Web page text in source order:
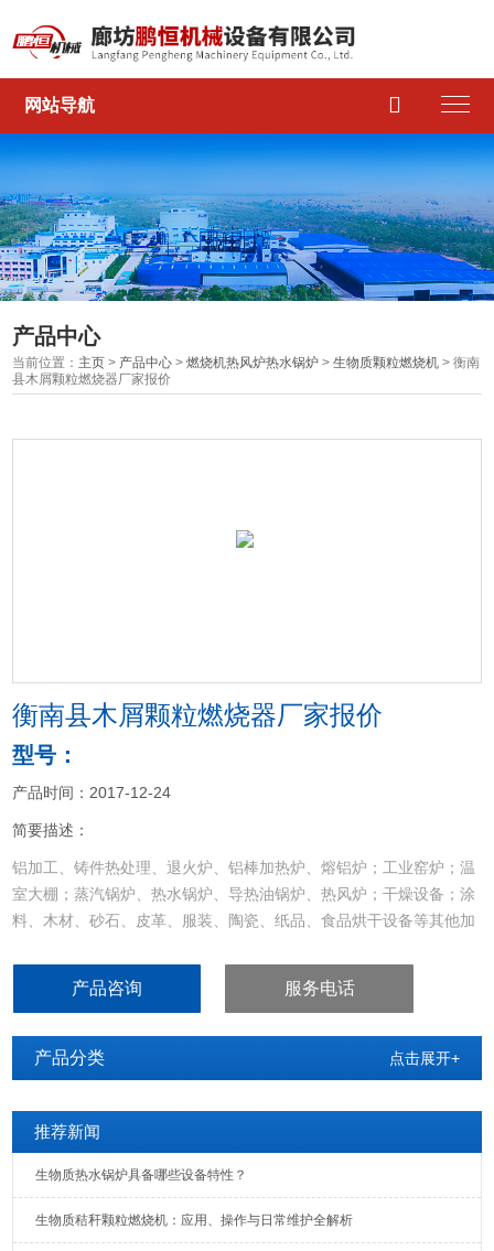
网站导航 
产品中心
当前位置： 主页 > 产品中心 >燃烧机热风炉热水锅炉 >生物质颗粒燃烧机 > 衡南
县木屑颗粒燃烧器厂家报价
衡南县木屑颗粒燃烧器厂家报价
型号：
产品时间：2017-12-24
简要描述：
铝加工、铸件热处理、退火炉、铝棒加热炉、熔铝炉；工业窑炉；温
室大棚；蒸汽锅炉、热水锅炉、导热油锅炉、热风炉；干燥设备；涂
料、木材、砂石、皮革、服装、陶瓷、纸品、食品烘干设备等其他加
产品咨询 服务电话
产品分类 点击展开+
推荐新闻
生物质热水锅炉具备哪些设备特性？
生物质秸秆颗粒燃烧机：应用、操作与日常维护全解析